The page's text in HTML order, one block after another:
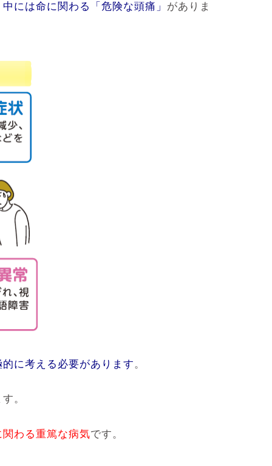
には命に関わる「危険な頭痛」 がありま
に考える必要があります。
。
わる重篤な病気です。